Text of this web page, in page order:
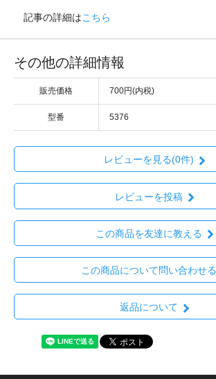
記事の詳細はこちら
その他の詳細情報
販売価格 700円(内税)
型番 5376
レビューを見る(0件)
レビューを投稿
この商品を友達に教える
この商品について問い合わせる
返品について